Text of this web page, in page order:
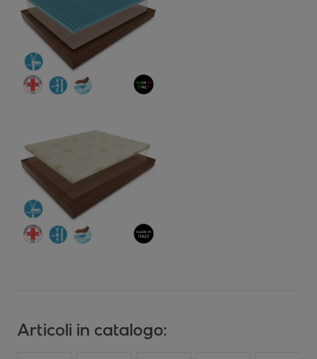
Articoli in catalogo: